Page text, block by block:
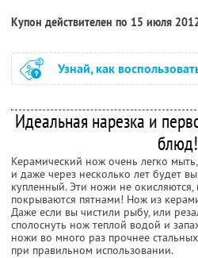
Купон действителен по 15 июля
Узнай, как
Идеальная нарезка и
блюд!
Керамический нож очень легко
и даже через несколько лет будет
купленный. Эти ножи не
покрываются пятнами! Нож из
Даже если вы чистили рыбу, или
сполоснуть нож теплой водой и
ножи во много раз прочнее
при правильном использовании.